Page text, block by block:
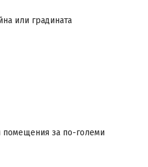
или градината
помещения за по-големи